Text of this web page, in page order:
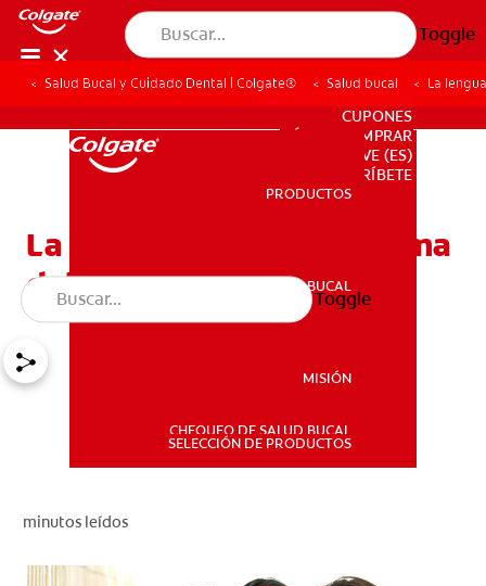
Toggle
PRODUCTOS
SALUD BUCAL
PARA PROFESIONALES
CUPONES
DÓNDE COMPRAR
VE (ES)
SUSCRÍBETE
PRODUCTOS
SALUD BUCAL
MISIÓN
CHEQUEO DE SALUD BUCAL
SELECCIÓN DE PRODUCTOS
Toggle
Salud Bucal y Cuidado Dental | Colgate® Salud bucal La
La lengua blanca: el enigma
del mal aliento
minutos leídos